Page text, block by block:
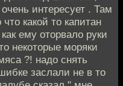
интересует . Там
какой то капитан
ему оторвало руки
некоторые моряки
?! надо снять
заслали не в то